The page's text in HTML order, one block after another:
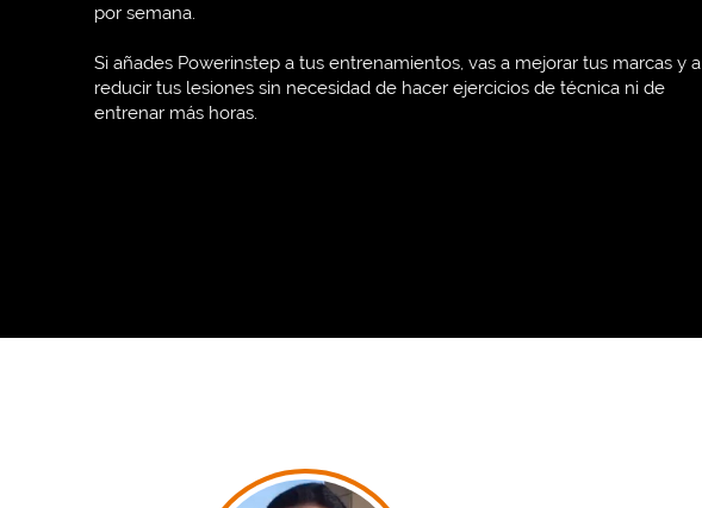
por semana.
Si añades Powerinstep a tus entrenamientos, vas a mejorar tus marcas y a
reducir tus lesiones sin necesidad de hacer ejercicios de técnica ni de
entrenar más horas.